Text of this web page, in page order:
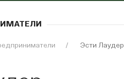
Эсти Лаудер